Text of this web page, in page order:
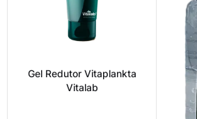
Gel Redutor Vitaplankta
Vitalab